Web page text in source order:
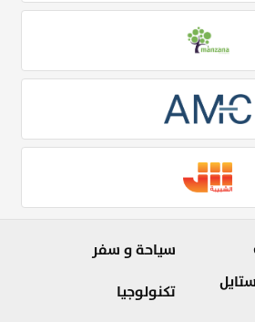
سياحة و سفر
تكنولوجيا